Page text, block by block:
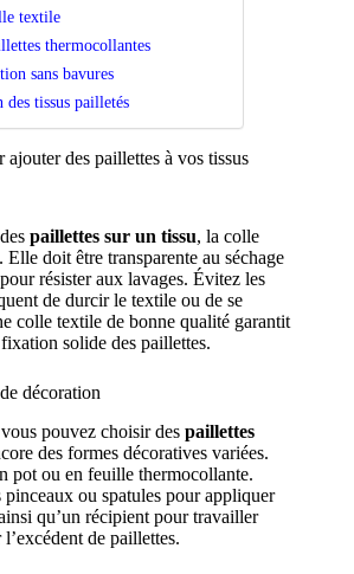
textile
thermocollantes
sans bavures
tissus pailletés
ajouter des paillettes à vos tissus
paillettes sur un tissu, la colle
doit être transparente au séchage
résister aux lavages. Évitez les
de durcir le textile ou de se
colle textile de bonne qualité garantit
solide des paillettes.
décoration
pouvez choisir des paillettes
des formes décoratives variées.
pot ou en feuille thermocollante.
pinceaux ou spatules pour appliquer
qu’un récipient pour travailler
de paillettes.